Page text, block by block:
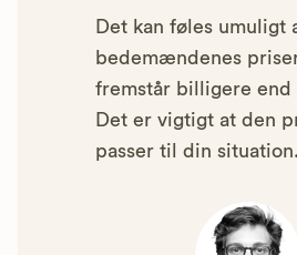
Det kan føles umuligt
bedemændenes
fremstår billigere end
Det er vigtigt at den
passer til din situation.